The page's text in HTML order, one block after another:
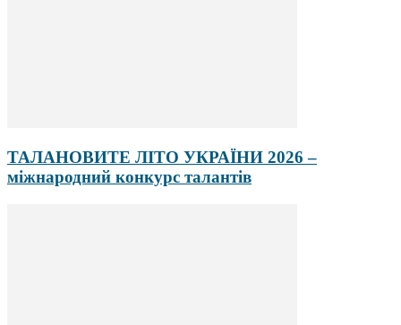
ТАЛАНОВИТЕ ЛІТО УКРАЇНИ 2026 –
міжнародний конкурс талантів